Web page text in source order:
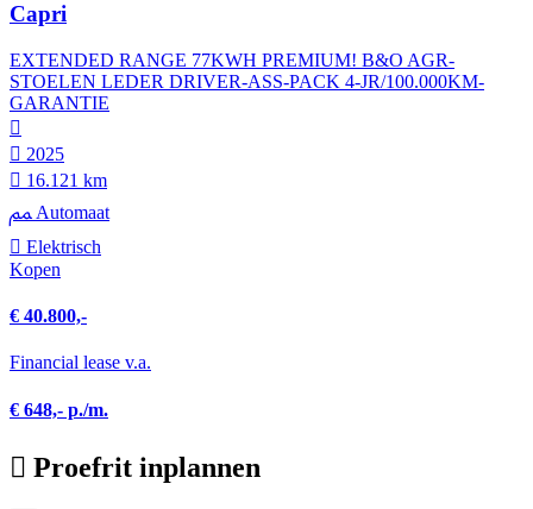
Capri
EXTENDED RANGE 77KWH PREMIUM! B&O AGR-
STOELEN LEDER DRIVER-ASS-PACK 4-JR/100.000KM-
GARANTIE
2025
16.121 km
Automaat
Elektrisch
Kopen
€ 40.800,-
Financial lease v.a.
€ 648,- p./m.
Proefrit inplannen